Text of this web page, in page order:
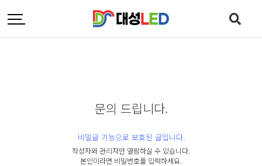
문의 드립니다.
비밀글 기능으로 보호된 글입니다.
작성자와 관리자만 열람하실 수 있습니다.
본인이라면 비밀번호를 입력하세요.